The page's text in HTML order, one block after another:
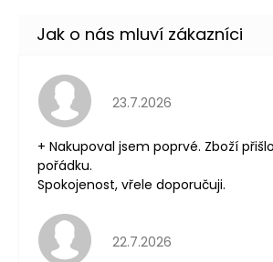
Hodnocení obchodu je 5
23.7.2026
+ Nakupoval jsem poprvé. Zboží
pořádku.
Spokojenost, vřele doporučuji.
Hodnocení obchodu je 5
22.7.2026